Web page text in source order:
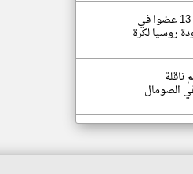
بينهم ممثلو 7 دول عربية.. 13 عضوا في
روسيا لكرة
الصومال